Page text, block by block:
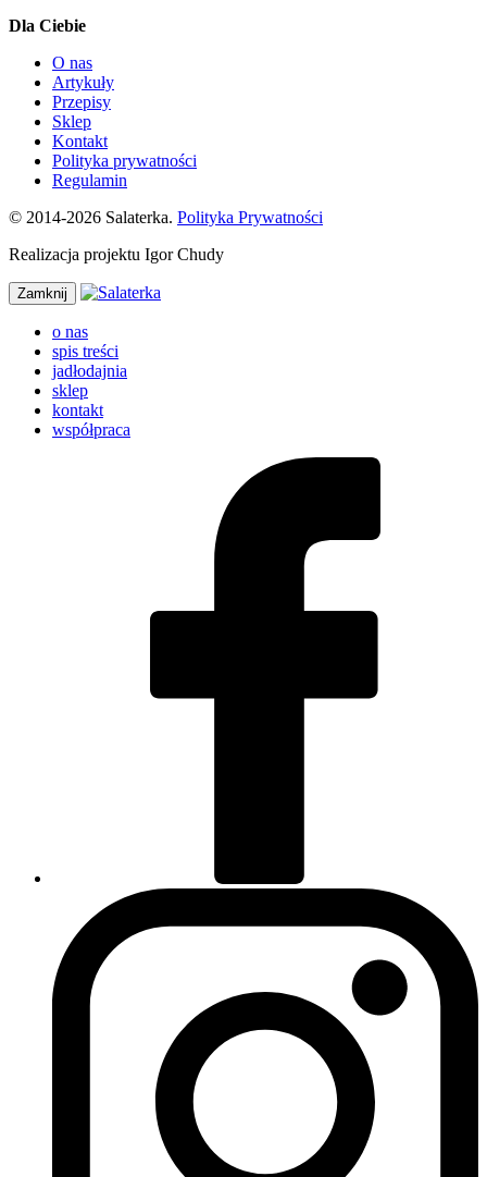
Dla Ciebie
O nas
Artykuły
Przepisy
Sklep
Kontakt
Polityka prywatności
Regulamin
© 2014-2026 Salaterka. Polityka Prywatności
Realizacja projektu Igor Chudy
Zamknij
o nas
spis treści
jadłodajnia
sklep
kontakt
współpraca